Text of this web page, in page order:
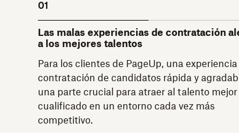
01
Las malas experiencias de contratación
a los mejores talentos
Para los clientes de PageUp, una experiencia
contratación de candidatos rápida y
una parte crucial para atraer al talento mejor
cualificado en un entorno cada vez más
competitivo.